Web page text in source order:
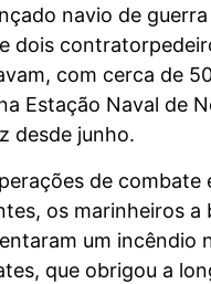
navio de
dois
com cerca de
Estação Naval de
desde junho.
de combate
os marinheiros
um incêndio
que obrigou a